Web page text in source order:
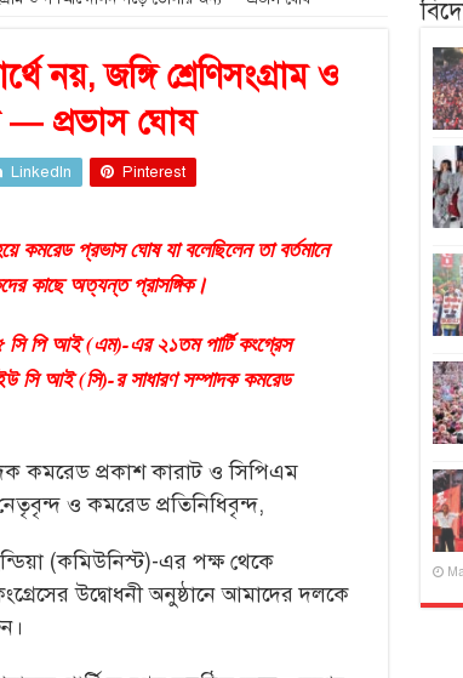
নয়, জঙ্গি শ্রেণিসংগ্রাম ও
প্রভাস ঘোষ
LinkedIn Pinterest
কমরেড প্রভাস ঘোষ যা বলেছিলেন তা বর্তমানে
কাছে অত্যন্ত প্রাসঙ্গিক।
পি আই (এম)-এর ২১তম পার্টি কংগ্রেস
সি আই (সি)-র সাধারণ সম্পাদক কমরেড
কমরেড প্রকাশ কারাট ও সিপিএম
ও কমরেড প্রতিনিধিবৃন্দ,
(কমিউনিস্ট)-এর পক্ষ থেকে
উদ্বোধনী অনুষ্ঠানে আমাদের দলকে